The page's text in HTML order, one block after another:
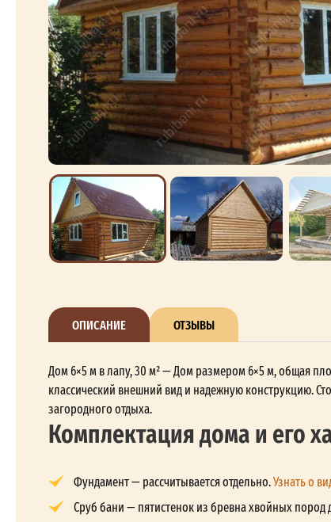
ОПИСАНИЕ ОТЗЫВЫ
Дом 6×5 м в лапу, 30 м² — Дом размером 6×5 м, общая
классический внешний вид и надежную конструкцию.
загородного отдыха.
Комплектация дома и его
Фундамент — рассчитывается отдельно.Узнать о
Сруб бани — пятистенок из бревна хвойных